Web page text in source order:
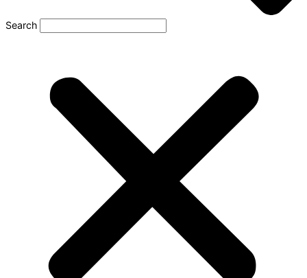
Search